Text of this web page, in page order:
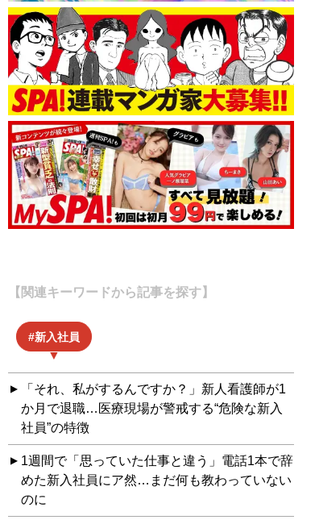
【関連キーワードから記事を探す】
新入社員
「それ、私がするんですか？」新人看護師が1
か月で退職…医療現場が警戒する“危険な新入
社員”の特徴
1週間で「思っていた仕事と違う」電話1本で辞
めた新入社員にア然…まだ何も教わっていない
のに